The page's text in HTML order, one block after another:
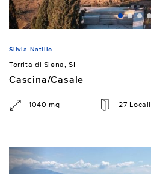
Silvia Natillo
Torrita di Siena, SI
Cascina/Casale
1040 mq 27 Locali